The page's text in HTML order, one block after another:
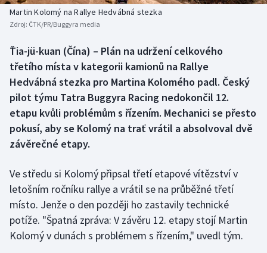
Biatlon
Box
Curling
Dostihy
Futsal
Golf
Gymnastika
Aplikace ČT sport
Martin Kolomý na Rallye Hedvábná stezka
Zdroj: ČTK/PR/Buggyra media
Ťia-jü-kuan (Čína) – Plán na udržení celkového
třetího místa v kategorii kamionů na Rallye
Hedvábná stezka pro Martina Kolomého padl. Český
pilot týmu Tatra Buggyra Racing nedokončil 12.
etapu kvůli problémům s řízením. Mechanici se přesto
pokusí, aby se Kolomý na trať vrátil a absolvoval dvě
závěrečné etapy.
Ve středu si Kolomý připsal třetí etapové vítězství v
letošním ročníku rallye a vrátil se na průběžné třetí
místo. Jenže o den později ho zastavily technické
potíže. "Špatná zpráva: V závěru 12. etapy stojí Martin
Kolomý v dunách s problémem s řízením," uvedl tým.